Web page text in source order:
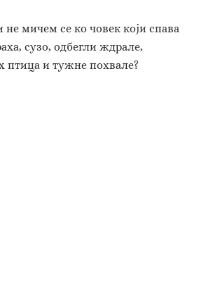
не мичем се ко човек који спава
сузо, одбегли ждрале,
и тужне похвале?